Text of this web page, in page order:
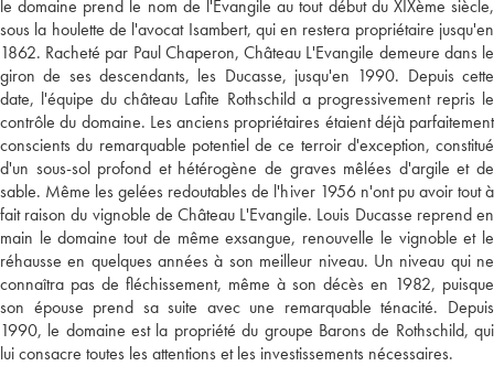
le domaine prend le nom de l'Evangile au tout début du XIXème siècle,
sous la houlette de l'avocat Isambert, qui en restera propriétaire jusqu'en
1862. Racheté par Paul Chaperon, Château L'Evangile demeure dans le
giron de ses descendants, les Ducasse, jusqu'en 1990. Depuis cette
date, l'équipe du château Lafite Rothschild a progressivement repris le
contrôle du domaine. Les anciens propriétaires étaient déjà parfaitement
conscients du remarquable potentiel de ce terroir d'exception, constitué
d'un sous-sol profond et hétérogène de graves mêlées d'argile et de
sable. Même les gelées redoutables de l'hiver 1956 n'ont pu avoir tout à
fait raison du vignoble de Château L'Evangile. Louis Ducasse reprend en
main le domaine tout de même exsangue, renouvelle le vignoble et le
réhausse en quelques années à son meilleur niveau. Un niveau qui ne
connaîtra pas de fléchissement, même à son décès en 1982, puisque
son épouse prend sa suite avec une remarquable ténacité. Depuis
1990, le domaine est la propriété du groupe Barons de Rothschild, qui
lui consacre toutes les attentions et les investissements nécessaires.